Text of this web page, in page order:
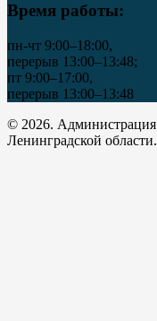
Время работы:
пн-чт 9:00–18:00,
перерыв 13:00–13:48;
пт 9:00–17:00,
перерыв 13:00–13:48
© 2026. Администрация
Ленинградской